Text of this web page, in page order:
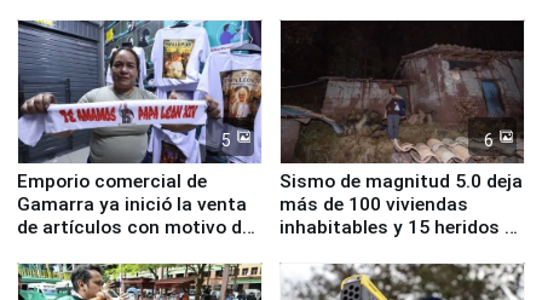
educación, salud y empleo
5
Emporio comercial de
Gamarra ya inició la venta
de artículos con motivo de
6
Sismo de magnitud 5.0 deja
más de 100 viviendas
inhabitables y 15 heridos en